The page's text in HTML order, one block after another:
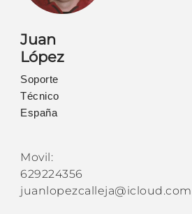
Juan
López
Soporte
Técnico
España
Movil:
629224356
juanlopezcalleja@icloud.com